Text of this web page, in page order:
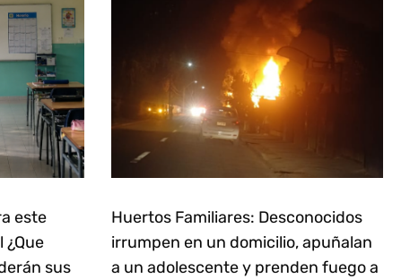
este
¿Que
sus
Huertos Familiares: Desconocidos
irrumpen en un domicilio, apuñalan
a un adolescente y prenden fuego a